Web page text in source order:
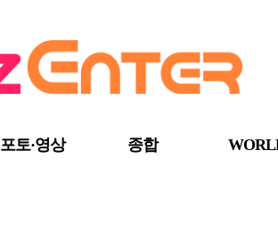
포토·영상 종합